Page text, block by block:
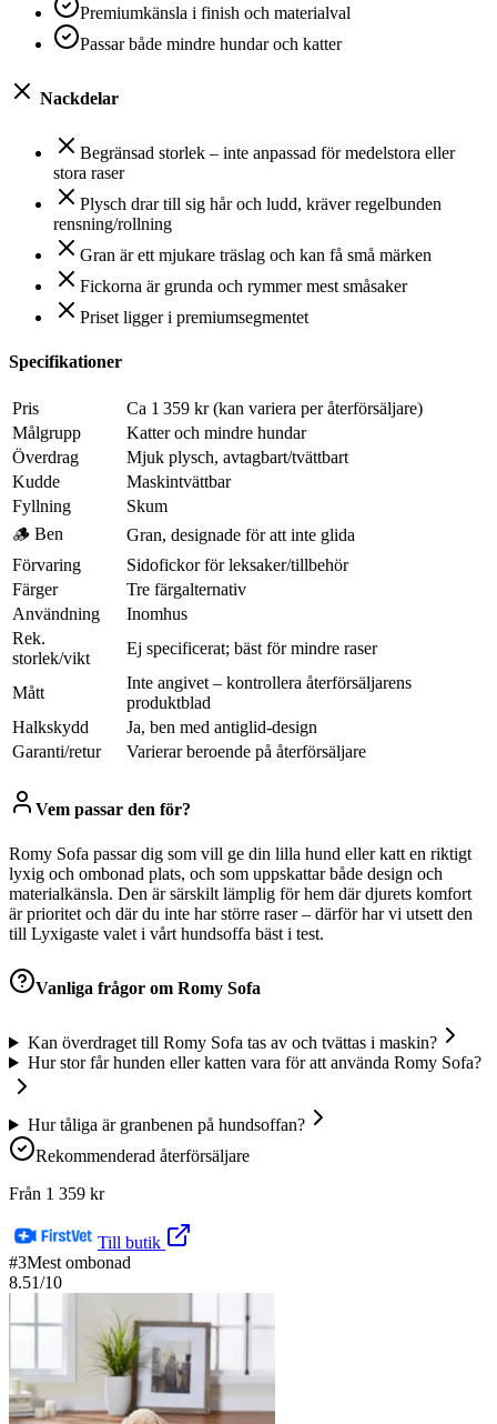
Premiumkänsla i finish och materialval
Passar både mindre hundar och katter
Nackdelar
Begränsad storlek – inte anpassad för medelstora eller
stora raser
Plysch drar till sig hår och ludd, kräver regelbunden
rensning/rollning
Gran är ett mjukare träslag och kan få små märken
Fickorna är grunda och rymmer mest småsaker
Priset ligger i premiumsegmentet
Specifikationer
Pris
Ca 1 359 kr (kan variera per återförsäljare)
Målgrupp
Katter och mindre hundar
Överdrag
Mjuk plysch, avtagbart/tvättbart
Kudde
Maskintvättbar
Fyllning
Skum
🪵 Ben
Gran, designade för att inte glida
Förvaring
Sidofickor för leksaker/tillbehör
Färger
Tre färgalternativ
Användning
Inomhus
Rek.
storlek/vikt
Ej specificerat; bäst för mindre raser
Mått
Inte angivet – kontrollera återförsäljarens
produktblad
Halkskydd
Ja, ben med antiglid-design
Garanti/retur
Varierar beroende på återförsäljare
Vem passar den för?
Romy Sofa passar dig som vill ge din lilla hund eller katt en riktigt
lyxig och ombonad plats, och som uppskattar både design och
materialkänsla. Den är särskilt lämplig för hem där djurets komfort
är prioritet och där du inte har större raser – därför har vi utsett den
till Lyxigaste valet i vårt hundsoffa bäst i test.
Vanliga frågor om Romy Sofa
Kan överdraget till Romy Sofa tas av och tvättas i maskin?
Hur stor får hunden eller katten vara för att använda Romy Sofa?
Hur tåliga är granbenen på hundsoffan?
Rekommenderad återförsäljare
Från 1 359 kr
Till butik
#3Mest ombonad
8.51/10